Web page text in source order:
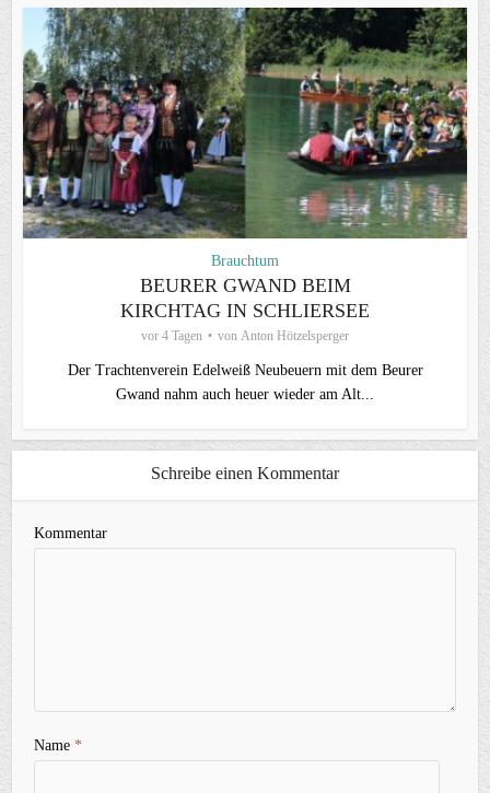
Brauchtum
BEURER GWAND BEIM
KIRCHTAG IN SCHLIERSEE
vor 4 Tagen von Anton Hötzelsperger
Der Trachtenverein Edelweiß Neubeuern mit dem Beurer
Gwand nahm auch heuer wieder am Alt...
Schreibe einen Kommentar
Kommentar
Name*